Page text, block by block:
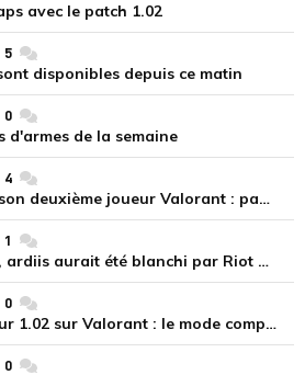
avec le patch 1.02
5 commentaires
disponibles depuis ce matin
0 commentaires
d'armes de la semaine
4 commentaires
G2 Esports accueille son deuxième joueur Valorant : paTiTek
1 commentaires
Accusé d'avoir triché, ardiis aurait été blanchi par Riot Games
0 commentaires
Notes de la mise à jour 1.02 sur Valorant : le mode compétition
0 commentaires